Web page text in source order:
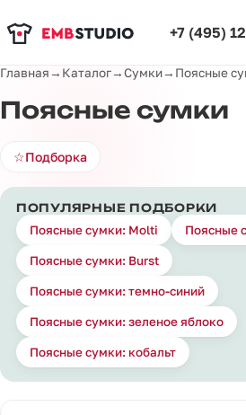
+7 (495)
Главная→ Каталог→Сумки→ Поясные
Поясные сумки
☆Подборка
ПОПУЛЯРНЫЕ ПОДБОРКИ
Поясные сумки: Molti Поясные
Поясные сумки: Burst
Поясные сумки: темно-синий
Поясные сумки: зеленое яблоко
Поясные сумки: кобальт